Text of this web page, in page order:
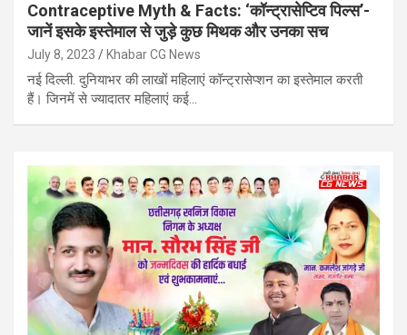
Contraceptive Myth & Facts: ‘कॉन्ट्रासेप्टिव पिल्स’-
जानें इसके इस्तेमाल से जुड़े कुछ मिथक और उनका सच
July 8, 2023 Khabar CG News
नई दिल्ली. दुनियाभर की लाखों महिलाएं कॉन्ट्रासेप्शन का इस्तेमाल करती
हैं। जिनमें से ज्यादातर महिलाएं कई…